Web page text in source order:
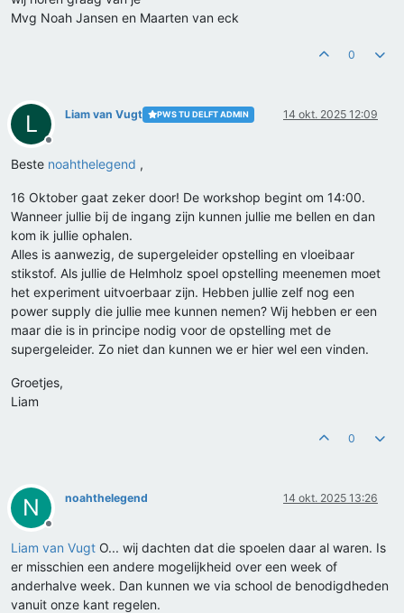
Mvg Noah Jansen en Maarten van eck
0
L
Offline
Liam van Vugt PWS TU DELFT ADMIN 14 okt. 2025 12:09
Beste noahthelegend ,
16 Oktober gaat zeker door! De workshop begint om 14:00.
Wanneer jullie bij de ingang zijn kunnen jullie me bellen en dan
kom ik jullie ophalen.
Alles is aanwezig, de supergeleider opstelling en vloeibaar
stikstof. Als jullie de Helmholz spoel opstelling meenemen moet
het experiment uitvoerbaar zijn. Hebben jullie zelf nog een
power supply die jullie mee kunnen nemen? Wij hebben er een
maar die is in principe nodig voor de opstelling met de
supergeleider. Zo niet dan kunnen we er hier wel een vinden.
Groetjes,
Liam
0
N
Offline
noahthelegend 14 okt. 2025 13:26
Liam van Vugt O... wij dachten dat die spoelen daar al waren. Is
er misschien een andere mogelijkheid over een week of
anderhalve week. Dan kunnen we via school de benodigdheden
vanuit onze kant regelen.